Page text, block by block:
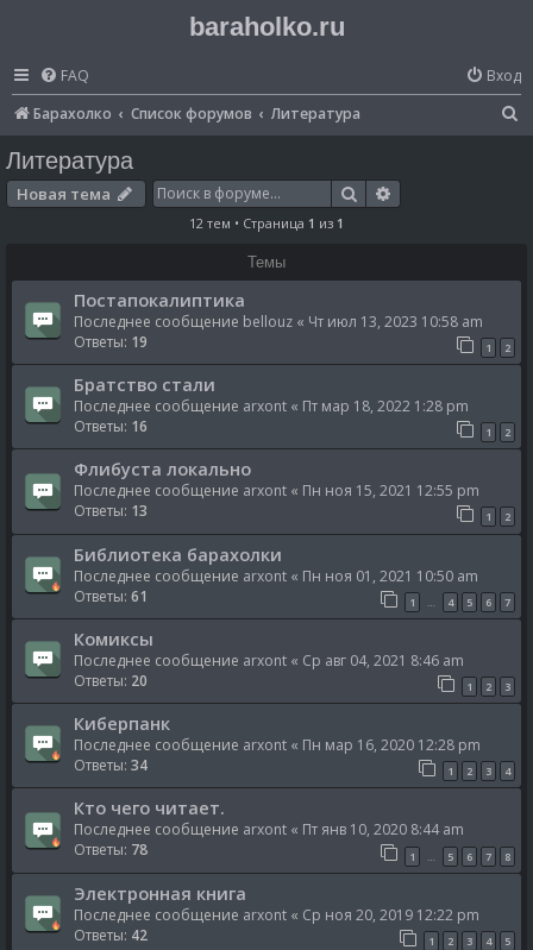
baraholko.ru
FAQ
Вход
Барахолко
Список форумов Литература
Литература
Новая тема Поиск
12 тем • Страница 1 из 1
Темы
Постапокалиптика
Последнее сообщение bellouz « Чт июл 13, 2023 10:58 am
Ответы: 19 1 2
Братство стали
Последнее сообщение arxont « Пт мар 18, 2022 1:28 pm
Ответы: 16 1 2
Флибуста локально
Последнее сообщение arxont « Пн ноя 15, 2021 12:55 pm
Ответы: 13 1 2
Библиотека барахолки
Последнее сообщение arxont « Пн ноя 01, 2021 10:50 am
Ответы: 61 1 … 4 5 6 7
Комиксы
Последнее сообщение arxont « Ср авг 04, 2021 8:46 am
Ответы: 20 1 2 3
Киберпанк
Последнее сообщение arxont « Пн мар 16, 2020 12:28 pm
Ответы: 34 1 2 3 4
Кто чего читает.
Последнее сообщение arxont « Пт янв 10, 2020 8:44 am
Ответы: 78 1 … 5 6 7 8
Электронная книга
Последнее сообщение arxont « Ср ноя 20, 2019 12:22 pm
Ответы: 42 1 2 3 4 5